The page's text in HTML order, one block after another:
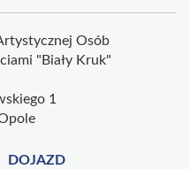
Osób
"Biały Kruk"
1
DOJAZD